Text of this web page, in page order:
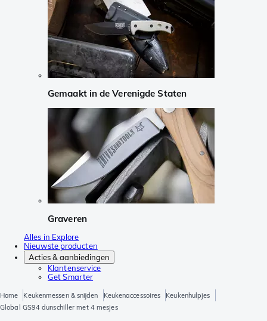
Gemaakt in de Verenigde Staten
Graveren
Alles in Explore
Nieuwste producten
Acties & aanbiedingen
Klantenservice
Get Smarter
Home Keukenmessen & snijden Keukenaccessoires
Keukenhulpjes
Global GS94 dunschiller met 4 mesjes